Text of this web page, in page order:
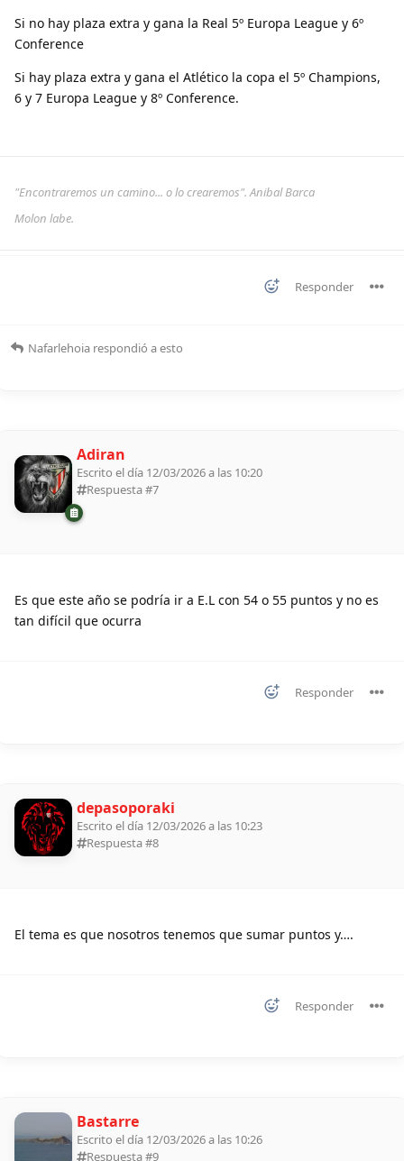
Si no hay plaza extra y gana la Real 5º Europa League y 6º
Conference
Si hay plaza extra y gana el Atlético la copa el 5º Champions,
6 y 7 Europa League y 8º Conference.
"Encontraremos un camino... o lo crearemos". Anibal Barca
Molon labe.
Responder
Nafarlehoia respondió a esto
Adiran
Escrito el día 12/03/2026 a las 10:20
Respuesta #7
Es que este año se podría ir a E.L con 54 o 55 puntos y no es
tan difícil que ocurra
Responder
depasoporaki
Escrito el día 12/03/2026 a las 10:23
Respuesta #8
El tema es que nosotros tenemos que sumar puntos y….
Responder
Bastarre
Escrito el día 12/03/2026 a las 10:26
Respuesta #9